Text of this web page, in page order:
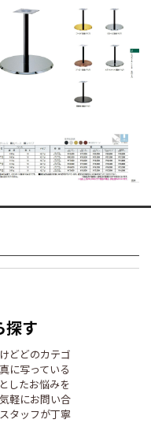
探す
どどのカテゴ
に写っている
したお悩みを
軽にお問い合
タッフが丁寧